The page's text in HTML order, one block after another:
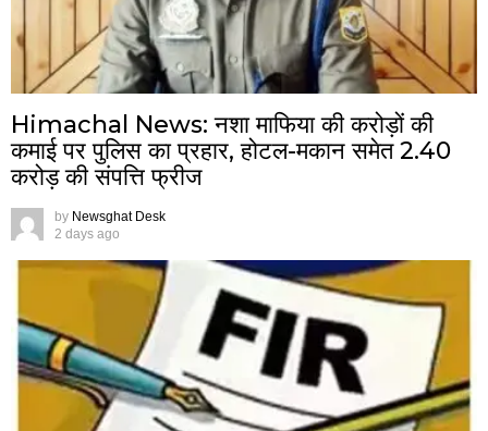
Himachal News: नशा माफिया की करोड़ों की
कमाई पर पुलिस का प्रहार, होटल-मकान समेत 2.40
करोड़ की संपत्ति फ्रीज
by Newsghat Desk
2 days ago